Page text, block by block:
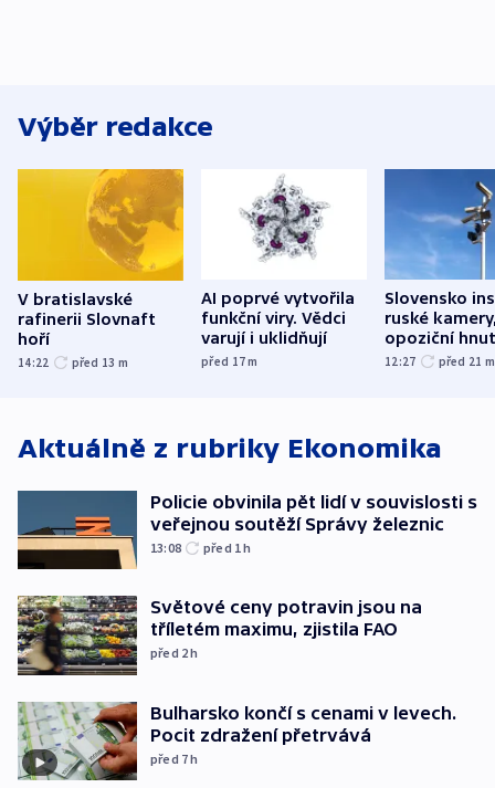
Výběr redakce
V bratislavské
rafinerii Slovnaft
hoří
14:22 před 13 m
AI poprvé vytvořila
funkční viry. Vědci
varují i uklidňují
před 17m
Slovensko
ruské
opoziční
12:27 před 21 m
Aktuálně z rubriky Ekonomika
Policie obvinila pět lidí v souvislosti s
veřejnou soutěží Správy železnic
13:08 před 1h
Světové ceny potravin jsou na
tříletém maximu, zjistila FAO
před 2h
Bulharsko končí s cenami v levech.
Pocit zdražení přetrvává
před 7h